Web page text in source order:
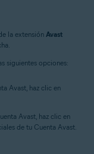
la extensión Avast
siguientes opciones:
Avast, haz clic en
Avast, haz clic en
de tu Cuenta Avast.